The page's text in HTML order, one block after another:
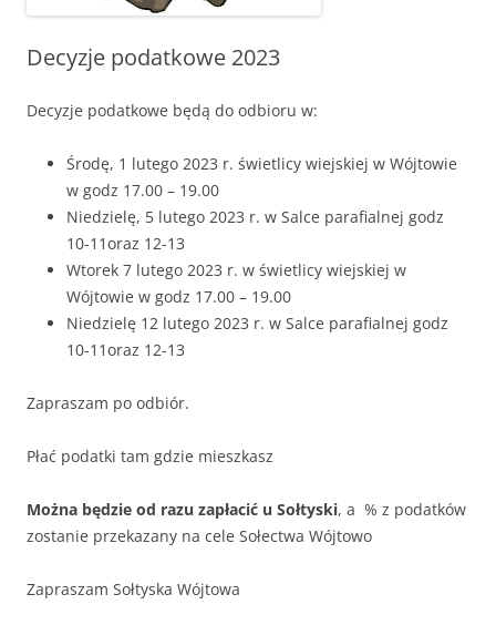
Decyzje podatkowe 2023
Decyzje podatkowe będą do odbioru w:
Środę, 1 lutego 2023 r. świetlicy wiejskiej w Wójtowie
w godz 17.00 – 19.00
Niedzielę, 5 lutego 2023 r. w Salce parafialnej godz
10-11oraz 12-13
Wtorek 7 lutego 2023 r. w świetlicy wiejskiej w
Wójtowie w godz 17.00 – 19.00
Niedzielę 12 lutego 2023 r. w Salce parafialnej godz
10-11oraz 12-13
Zapraszam po odbiór.
Płać podatki tam gdzie mieszkasz
Można będzie od razu zapłacić u Sołtyski, a % z podatków
zostanie przekazany na cele Sołectwa Wójtowo
Zapraszam Sołtyska Wójtowa